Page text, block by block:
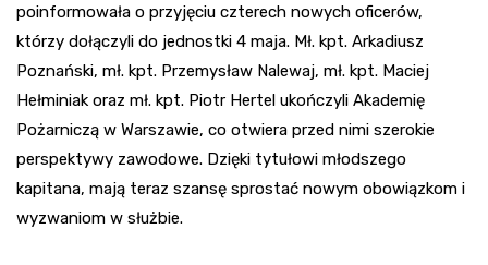
poinformowała o przyjęciu czterech nowych oficerów,
którzy dołączyli do jednostki 4 maja. Mł. kpt. Arkadiusz
Poznański, mł. kpt. Przemysław Nalewaj, mł. kpt. Maciej
Hełminiak oraz mł. kpt. Piotr Hertel ukończyli Akademię
Pożarniczą w Warszawie, co otwiera przed nimi szerokie
perspektywy zawodowe. Dzięki tytułowi młodszego
kapitana, mają teraz szansę sprostać nowym obowiązkom i
wyzwaniom w służbie.